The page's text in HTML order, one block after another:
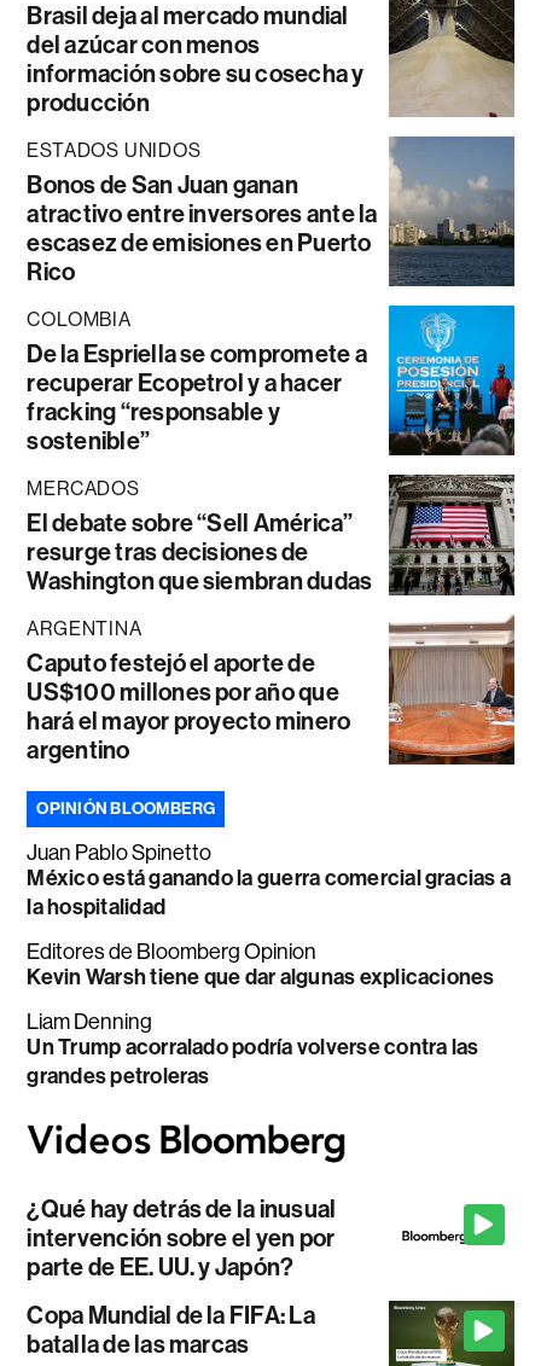
Brasil deja al mercado mundial
del azúcar con menos
información sobre su cosecha y
producción
ESTADOS UNIDOS
Bonos de San Juan ganan
atractivo entre inversores ante la
escasez de emisiones en Puerto
Rico
COLOMBIA
De la Espriella se compromete a
recuperar Ecopetrol y a hacer
fracking “responsable y
sostenible”
MERCADOS
El debate sobre “Sell América”
resurge tras decisiones de
Washington que siembran dudas
ARGENTINA
Caputo festejó el aporte de
US$100 millones por año que
hará el mayor proyecto minero
argentino
OPINIÓN BLOOMBERG
Juan Pablo Spinetto
México está ganando la guerra comercial gracias a
la hospitalidad
Editores de Bloomberg Opinion
Kevin Warsh tiene que dar algunas explicaciones
Liam Denning
Un Trump acorralado podría volverse contra las
grandes petroleras
¿Qué hay detrás de la inusual
intervención sobre el yen por
parte de EE. UU. y Japón?
Copa Mundial de la FIFA: La
batalla de las marcas